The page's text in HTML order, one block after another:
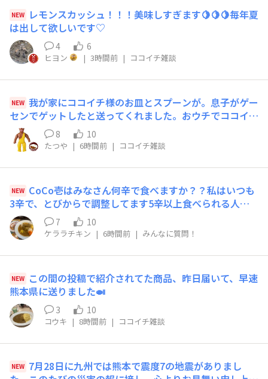
NEW
​レモンスカッシュ！！！美味しすぎます🍋🍋🍋毎年夏
は出して欲しいです♡
4 6
ヒヨン | 3時間前 | ココイチ雑談
NEW 我が家にココイチ様のお皿とスプーンが。息子がゲー
センでゲットしたと送ってくれました。おウチでココイチ
がさらに楽しくなるぞー。
8 10
たつや | 6時間前 | ココイチ雑談
NEW CoCo壱はみなさん何辛で食べますか？？私はいつも
3辛で、とびからで調整してます5辛以上食べられる人っ
てどれくらいいらっしゃるんでしょう！？
7 10
ケララチキン | 6時間前 | みんなに質問！
NEW この間の投稿で紹介されてた商品、昨日届いて、早速
熊本県に送りました🍛
3 10
コウキ | 8時間前 | ココイチ雑談
NEW 7月28日に九州では熊本で震度7の地震がありまし